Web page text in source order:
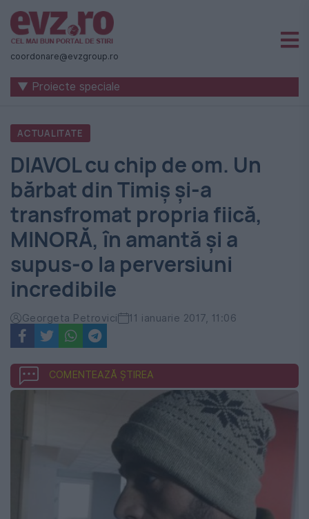
Știri
naționale
internaționale
România
-
Evenimentul
Zilei
coordonare@evzgroup.ro
▼ Proiecte speciale
ACTUALITATE
DIAVOL cu chip de om. Un
bărbat din Timiș și-a
transfromat propria fiică,
MINORĂ, în amantă și a
supus-o la perversiuni
incredibile
Georgeta Petrovici 11 ianuarie 2017, 11:06
COMENTEAZĂ ȘTIREA